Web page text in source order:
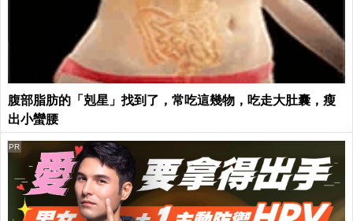
腹部脂肪的「剋星」找到了，常吃這幾物，吃走大肚囊，瘦
出小蠻腰
PR